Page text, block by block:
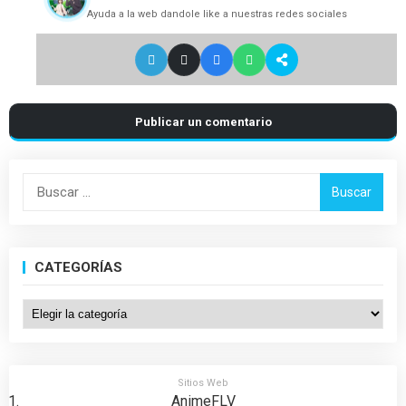
Ayuda a la web dandole like a nuestras redes sociales
Publicar un comentario
Buscar:
CATEGORÍAS
Categorías
Sitios Web
AnimeFLV